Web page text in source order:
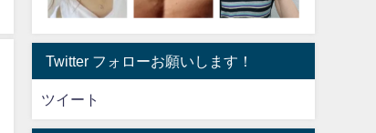
Twitter フォローお願いします！
ツイート